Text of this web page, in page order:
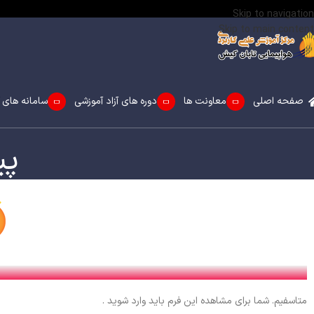
Skip to navigation
Skip to main content
صفحه اصلی معاونت ها دوره های آزاد آموزشی سامانه
متاسفیم. شما برای مشاهده این فرم باید وارد شوید .